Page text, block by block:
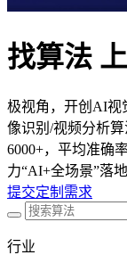
找算法
极视角，开创AI视
像识别/视频分析算
6000+，平均准确
力“AI+全场景”落地
提交定制需求
行业